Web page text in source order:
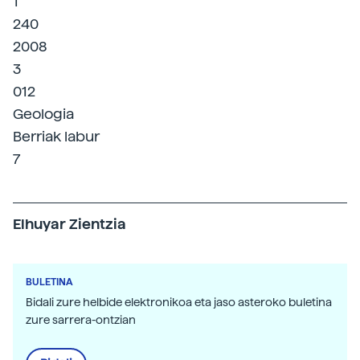
240
2008
3
012
Geologia
Berriak labur
7
Elhuyar Zientzia
BULETINA
Bidali zure helbide elektronikoa eta jaso asteroko buletina
zure sarrera-ontzian